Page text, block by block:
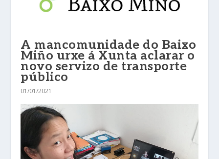
A mancomunidade do Baixo
Miño urxe á Xunta aclarar o
novo servizo de transporte
público
01/01/2021